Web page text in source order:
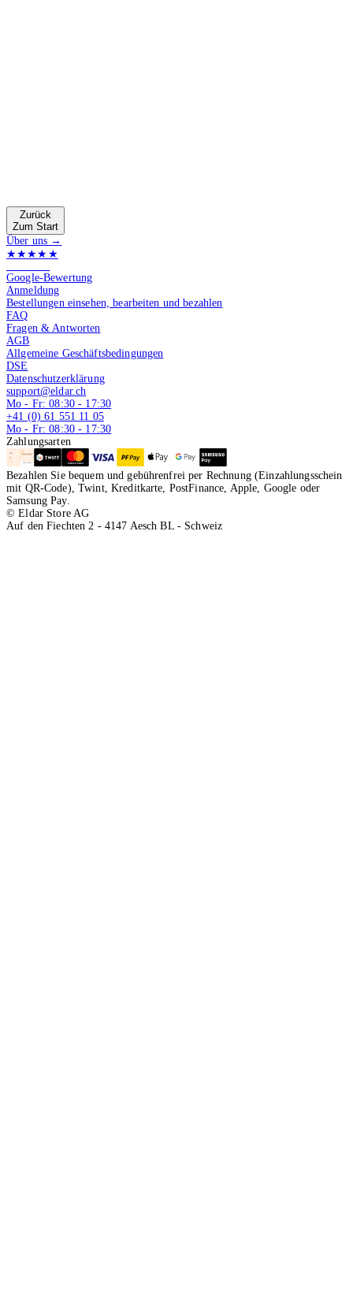
Zurück
Zum Start
Über uns →
★★★★★
Google-Bewertung
Anmeldung
Bestellungen einsehen, bearbeiten und bezahlen
FAQ
Fragen & Antworten
AGB
Allgemeine Geschäftsbedingungen
DSE
Datenschutzerklärung
support@eldar.ch
Mo - Fr: 08:30 - 17:30
+41 (0) 61 551 11 05
Mo - Fr: 08:30 - 17:30
Zahlungsarten
Bezahlen Sie bequem und gebührenfrei per Rechnung (Einzahlungsschein
mit QR-Code), Twint, Kreditkarte, PostFinance, Apple, Google oder
Samsung Pay.
© Eldar Store AG
Auf den Fiechten 2 - 4147 Aesch BL - Schweiz